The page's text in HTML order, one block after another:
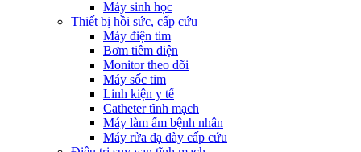
Máy sinh học
Thiết bị hồi sức, cấp cứu
Máy điện tim
Bơm tiêm điện
Monitor theo dõi
Máy sốc tim
Linh kiện y tế
Catheter tĩnh mạch
Máy làm ấm bệnh nhân
Máy rửa dạ dày cấp cứu